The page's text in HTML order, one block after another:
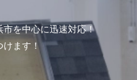
を中心に迅速対応！
ます！